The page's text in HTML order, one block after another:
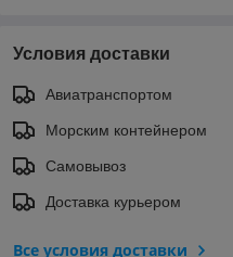
Условия доставки
Авиатранспортом
Морским контейнером
Самовывоз
Доставка курьером
Все условия доставки